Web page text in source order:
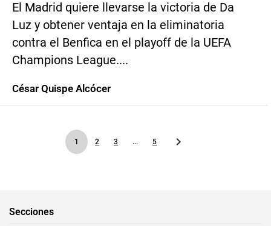
El Madrid quiere llevarse la victoria de Da
Luz y obtener ventaja en la eliminatoria
contra el Benfica en el playoff de la UEFA
Champions League....
César Quispe Alcócer
1 2 3 ... 5
Secciones